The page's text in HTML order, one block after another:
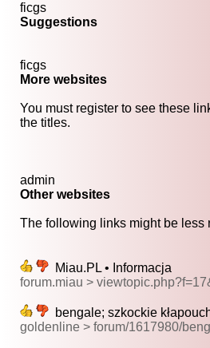
ficgs
Suggestions
ficgs
More websites
You must register to see these
the titles.
admin
Other websites
The following links might be less
Miau.PL • Informacja
forum.miau >
bengale; szkockie
goldenline > forum/1617980/